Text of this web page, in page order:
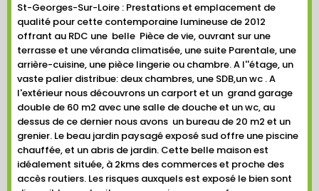
St-Georges-Sur-Loire : Prestations et emplacement de
qualité pour cette contemporaine lumineuse de 2012
offrant au RDC une belle Pièce de vie, ouvrant sur une
terrasse et une véranda climatisée, une suite Parentale, une
arrière-cuisine, une pièce lingerie ou chambre. A l''étage, un
vaste palier distribue: deux chambres, une SDB,un wc . A
l'extérieur nous découvrons un carport et un grand garage
double de 60 m2 avec une salle de douche et un wc, au
dessus de ce dernier nous avons un bureau de 20 m2 et un
grenier. Le beau jardin paysagé exposé sud offre une piscine
chauffée, et un abris de jardin. Cette belle maison est
idéalement située, à 2kms des commerces et proche des
accès routiers. Les risques auxquels est exposé le bien sont